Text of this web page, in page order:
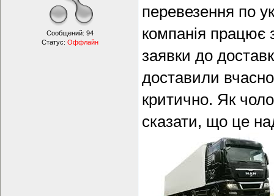
Сообщений: 94
Статус: Оффлайн
перевезення по
компанія працює
заявки до
доставили
критично. Як
сказати, що це